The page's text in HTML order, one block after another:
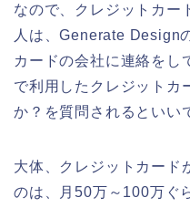
なので、クレジットカー
人は、Generate Design
カードの会社に連絡を
で利用したクレジットカ
か？を質問されるといい
大体、クレジットカード
のは、月50万～100万ぐ